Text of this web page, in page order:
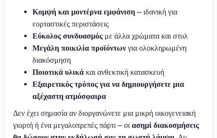
Κομψή και μοντέρνα εμφάνιση – ιδανική για
εορταστικές περιστάσεις
Εύκολος συνδυασμός με άλλα χρώματα και στυλ
Μεγάλη ποικιλία προϊόντων για ολοκληρωμένη
διακόσμηση
Ποιοτικά υλικά και ανθεκτική κατασκευή
Εξαιρετικός τρόπος για να δημιουργήσετε μια
αξέχαστη ατμόσφαιρα
Δεν έχει σημασία αν διοργανώνετε μια μικρή οικογενειακή
γιορτή ή ένα μεγαλοπρεπές πάρτι – οιασημί διακοσμήσεις